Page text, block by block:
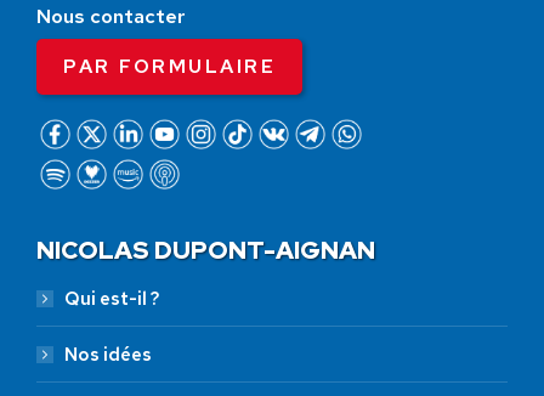
Nous contacter
PAR FORMULAIRE
NICOLAS DUPONT-AIGNAN
Qui est-il ?
Nos idées